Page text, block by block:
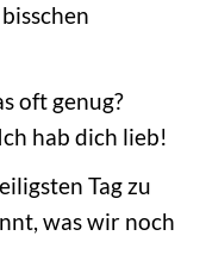
oft genug?
hab dich lieb!
Tag zu
was wir noch